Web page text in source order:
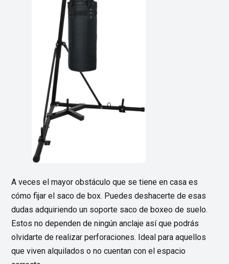
A veces el mayor obstáculo que se tiene en casa es
cómo fijar el saco de box. Puedes deshacerte de esas
dudas adquiriendo un soporte saco de boxeo de suelo.
Estos no dependen de ningún anclaje así que podrás
olvidarte de realizar perforaciones. Ideal para aquellos
que viven alquilados o no cuentan con el espacio